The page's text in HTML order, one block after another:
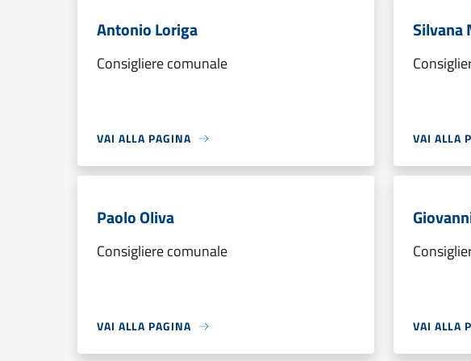
Antonio Loriga
Consigliere comunale
VAI ALLA PAGINA
Silvana
VAI ALLA
Paolo Oliva
Consigliere comunale
VAI ALLA PAGINA VAI ALLA